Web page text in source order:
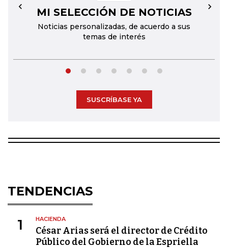
MI SELECCIÓN DE NOTICIAS
Noticias personalizadas, de acuerdo a sus
temas de interés
← →
SUSCRÍBASE YA
TENDENCIAS
1 HACIENDA
César Arias será el director de Crédito
Público del Gobierno de la Espriella